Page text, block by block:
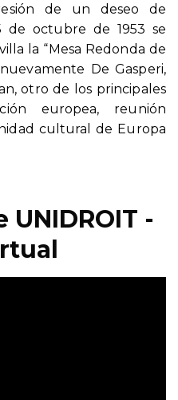
de un deseo de
de octubre de 1953 se
la “Mesa Redonda de
De Gasperi,
otro de los principales
europea, reunión
cultural de Europa
-